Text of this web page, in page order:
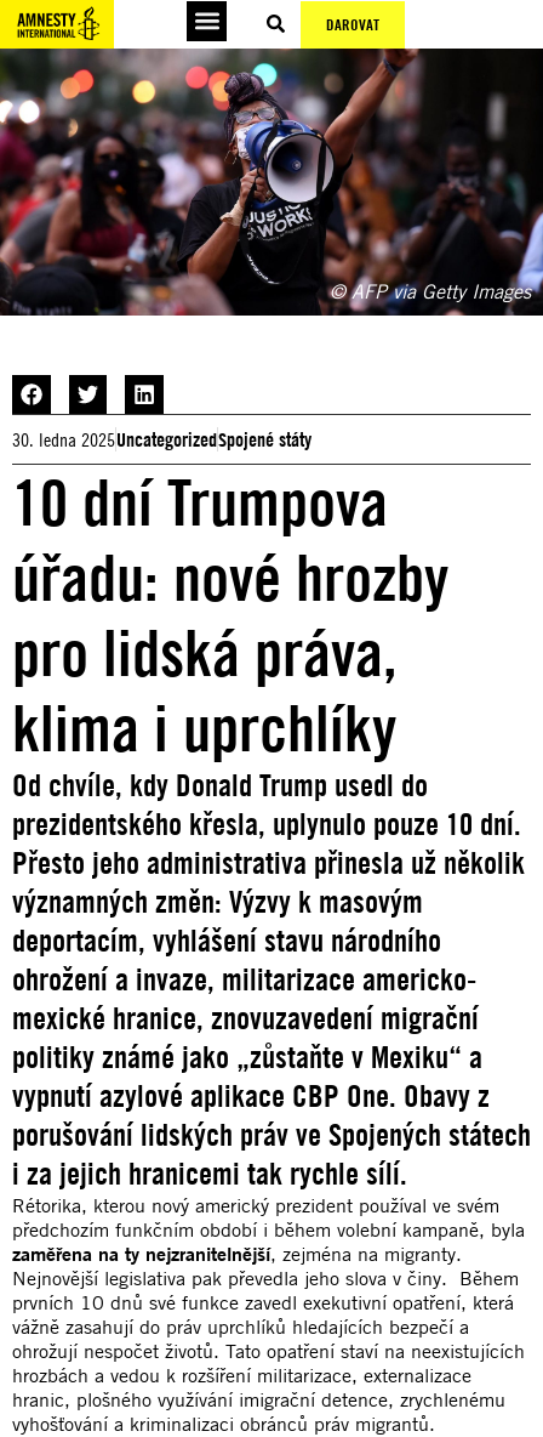
DAROVAT
© AFP via Getty Images
30. ledna 2025UncategorizedSpojené státy
10 dní Trumpova
úřadu: nové hrozby
pro lidská práva,
klima i uprchlíky
Od chvíle, kdy Donald Trump usedl do
prezidentského křesla, uplynulo pouze 10 dní.
Přesto jeho administrativa přinesla už několik
významných změn: Výzvy k masovým
deportacím, vyhlášení stavu národního
ohrožení a invaze, militarizace americko-
mexické hranice, znovuzavedení migrační
politiky známé jako „zůstaňte v Mexiku“ a
vypnutí azylové aplikace CBP One. Obavy z
porušování lidských práv ve Spojených státech
i za jejich hranicemi tak rychle sílí.
Rétorika, kterou nový americký prezident používal ve svém
předchozím funkčním období i během volební kampaně, byla
zaměřena na ty nejzranitelnější, zejména na migranty.
Nejnovější legislativa pak převedla jeho slova v činy. Během
prvních 10 dnů své funkce zavedl exekutivní opatření, která
vážně zasahují do práv uprchlíků hledajících bezpečí a
ohrožují nespočet životů. Tato opatření staví na neexistujících
hrozbách a vedou k rozšíření militarizace, externalizace
hranic, plošného využívání imigrační detence, zrychlenému
vyhošťování a kriminalizaci obránců práv migrantů.